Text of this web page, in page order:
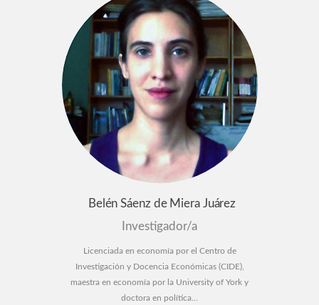
Belén Sáenz de Miera Juárez
Investigador/a
Licenciada en economía por el Centro de
Investigación y Docencia Económicas (CIDE),
maestra en economía por la University of York y
doctora en política...